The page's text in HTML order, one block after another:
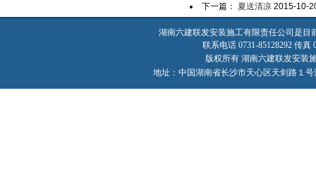
下一篇： 夏送清凉 2015-10-
湖南六建联发安装施工有限责任公司是
联系电话 0731-85128292 传真
版权所有 湖南六建联发安装
地址：中国湖南省长沙市天心区天剑路１号